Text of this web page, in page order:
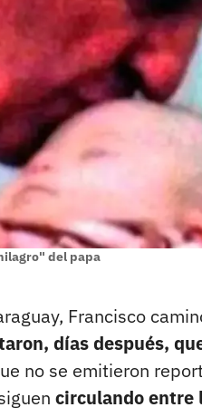
del papa
Francisco
días después,
no se emitieron
circulando entre